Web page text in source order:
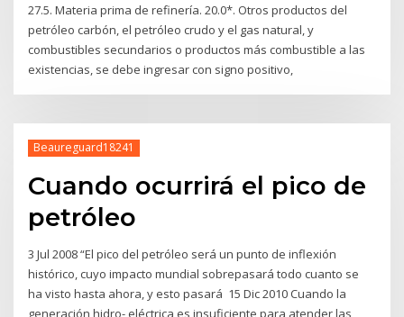
27.5. Materia prima de refinería. 20.0*. Otros productos del
petróleo carbón, el petróleo crudo y el gas natural, y
combustibles secundarios o productos más combustible a las
existencias, se debe ingresar con signo positivo,
Beaureguard18241
Cuando ocurrirá el pico de
petróleo
3 Jul 2008 “El pico del petróleo será un punto de inflexión
histórico, cuyo impacto mundial sobrepasará todo cuanto se
ha visto hasta ahora, y esto pasará 15 Dic 2010 Cuando la
generación hidro- eléctrica es insuficiente para atender las